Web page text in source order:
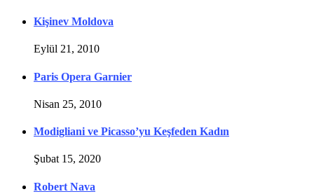
Kişinev Moldova
Eylül 21, 2010
Paris Opera Garnier
Nisan 25, 2010
Modigliani ve Picasso’yu Keşfeden Kadın
Şubat 15, 2020
Robert Nava